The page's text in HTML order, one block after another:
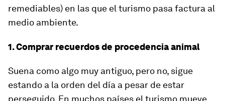
remediables) en las que el turismo pasa factura al
medio ambiente.
1. Comprar recuerdos de procedencia animal
Suena como algo muy antiguo, pero no, sigue
estando a la orden del día a pesar de estar
perseguido. En muchos países el turismo mueve